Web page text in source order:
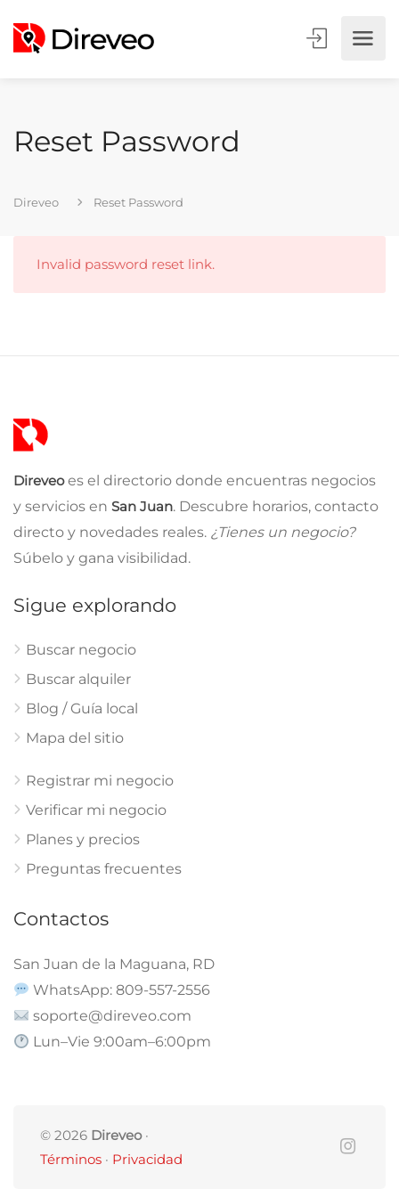
Reset Password
Direveo Reset Password
Invalid password reset link.
Direveoes el directorio donde encuentras negocios
y servicios en San Juan. Descubre horarios, contacto
directo y novedades reales. ¿Tienes un negocio?
Súbelo y gana visibilidad.
Sigue explorando
Buscar negocio
Buscar alquiler
Blog / Guía local
Mapa del sitio
Registrar mi negocio
Verificar mi negocio
Planes y precios
Preguntas frecuentes
Contactos
San Juan de la Maguana, RD
WhatsApp: 809-557-2556
soporte@direveo.com
Lun–Vie 9:00am–6:00pm
© 2026 Direveo·
Términos · Privacidad